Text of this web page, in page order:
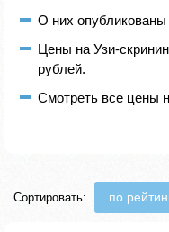
О них опубликованы
Цены на Узи-
рублей.
Смотреть все цены
Сортировать: по